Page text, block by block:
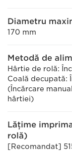
Diametru
170 mm
Metodă de
Hârtie de rolă:
Coală decupată:
(Încărcare
hârtiei)
Lăţime
rolă)
[Recomandat]